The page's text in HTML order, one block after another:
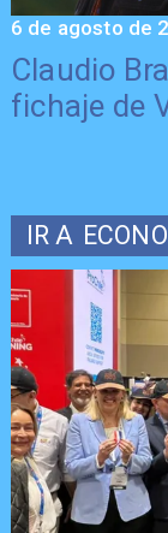
Claudio
fichaje de
6 de agosto de
IR A